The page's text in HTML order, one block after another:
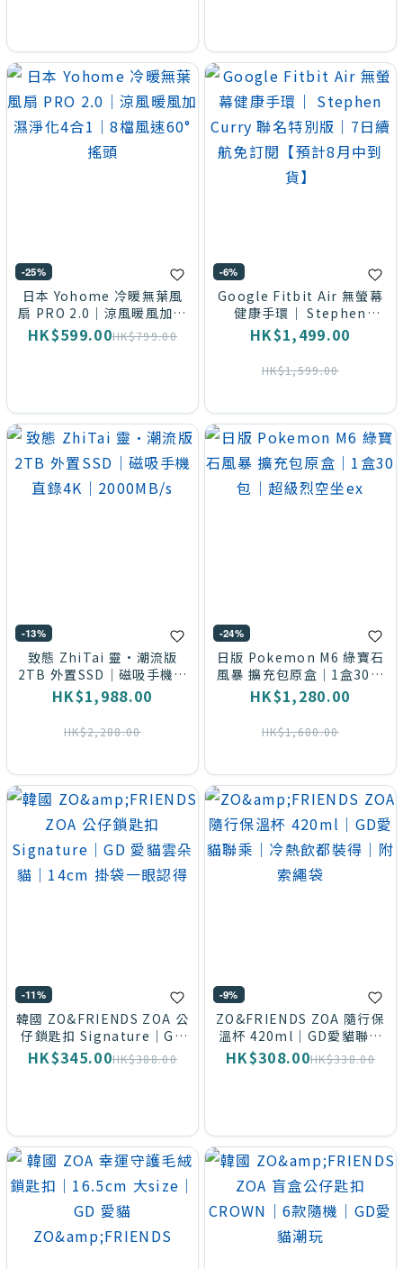
(16)
Willa
(13)
動漫
工房
(10)
多
-25%
日本 Yohome 冷暖無葉風
扇 PRO 2.0｜涼風暖風加濕
淨化4合1｜8檔風速60°搖頭
HK$599.00HK$799.00
-6%
Google Fitbit Air 無螢幕
健康手環｜ Stephen
Curry 聯名特別版｜7日續
航免訂閱【預計8月中到貨】
HK$1,499.00
HK$1,599.00
-13%
致態 ZhiTai 靈·潮流版
2TB 外置SSD｜磁吸手機直
錄4K｜2000MB/s
HK$1,988.00
HK$2,288.00
-24%
日版 Pokemon M6 綠寶石
風暴 擴充包原盒｜1盒30包
｜超級烈空坐ex
HK$1,280.00
HK$1,680.00
-11%
韓國 ZO&FRIENDS ZOA 公
仔鎖匙扣 Signature｜GD
愛貓雲朵貓｜14cm 掛袋一
HK$345.00HK$388.00
-9%
ZO&FRIENDS ZOA 隨行保
溫杯 420ml｜GD愛貓聯乘
｜冷熱飲都裝得｜附索繩袋
HK$308.00HK$338.00